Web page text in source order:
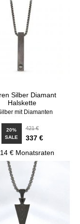
Silber Diamant
Halskette
mit Diamanten
20%
SALE
421 €
337 €
€ Monatsraten